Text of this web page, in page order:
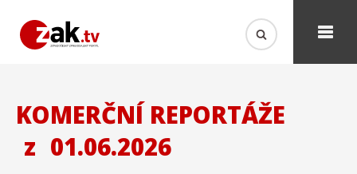
KOMERČNÍ REPORTÁŽE
z 01.06.2026